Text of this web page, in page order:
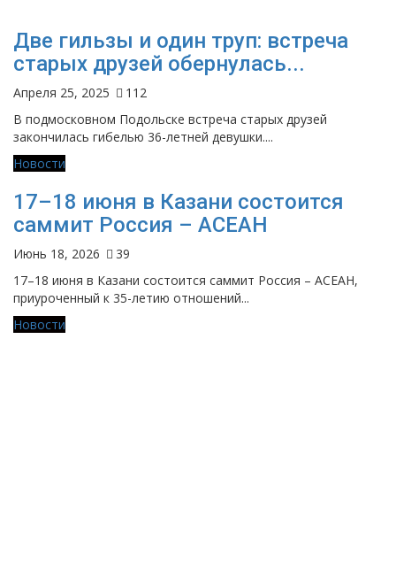
Две гильзы и один труп: встреча
старых друзей обернулась...
Апреля 25, 2025
112
В подмосковном Подольске встреча старых друзей
закончилась гибелью 36-летней девушки....
Новости
17–18 июня в Казани состоится
саммит Россия – АСЕАН
Июнь 18, 2026
39
17–18 июня в Казани состоится саммит Россия – АСЕАН,
приуроченный к 35-летию отношений...
Новости